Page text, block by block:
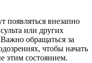
появляться внезапно
или других
обращаться за
чтобы начать
этим состоянием.